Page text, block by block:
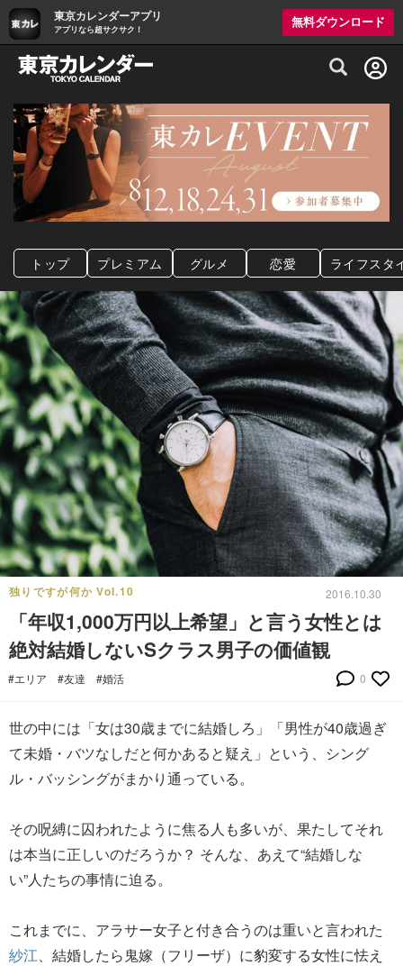
東京カレンダーアプリ
アプリなら超サクサク！
無料ダウンロード
グルメ情報・プレミアムレストラン予約
トップ プレミアム グルメ 恋愛 ライフスタ
独りですが何か Vol.10 2016.10.30
「年収1,000万円以上希望」と言う女性とは
絶対結婚しないSクラス男子の価値観
#エリア #友達 #婚活 0
世の中には「女は30歳までに結婚しろ」「男性が40歳過ぎ
て未婚・バツなしだと何かあると疑え」という、シング
ル・バッシングがまかり通っている。
その呪縛に囚われたように焦る人も多いが、果たしてそれ
は本当に正しいのだろうか？ そんな、あえて“結婚しな
い”人たちの事情に迫る。
これまでに、アラサー女子と付き合うのは重いと言われた
紗江 、結婚したら鬼嫁（フリーザ）に豹変する女性に怯え